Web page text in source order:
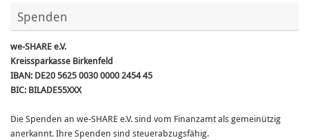
Spenden
we-SHARE e.V.
Kreissparkasse Birkenfeld
IBAN: DE20 5625 0030 0000 2454 45
BIC: BILADE55XXX
Die Spenden an we-SHARE e.V. sind vom Finanzamt als gemeinützig
anerkannt. Ihre Spenden sind steuerabzugsfähig.